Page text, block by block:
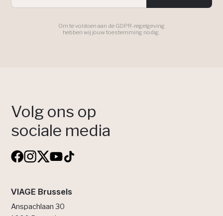
Om te voldoen aan de GDPR-regelgeving
hebben wij jouw toestemming nodig.
Volg ons op
sociale media
VIAGE Brussels
Anspachlaan 30